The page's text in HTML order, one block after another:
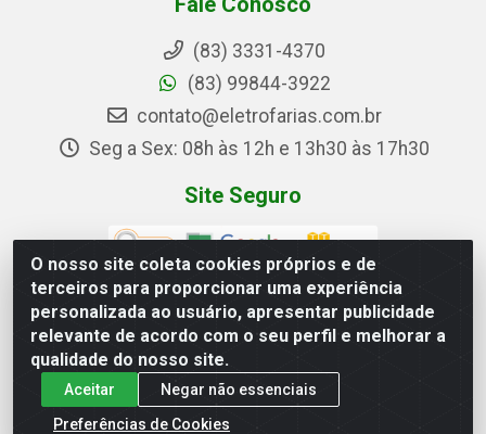
O nosso site coleta cookies próprios e de
terceiros para proporcionar uma experiência
personalizada ao usuário, apresentar publicidade
relevante de acordo com o seu perfil e melhorar a
qualidade do nosso site.
Aceitar
Negar não essenciais
Preferências de Cookies
(83) 3331-4370
(83) 99844-3922
contato@eletrofarias.com.br
Seg a Sex: 08h às 12h e 13h30 às 17h30
Site Seguro
Redes Sociais
Instagram
YouTube